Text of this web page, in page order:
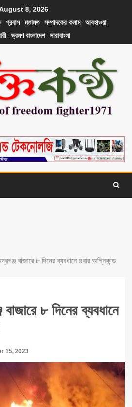
8, 2026
প্রবাস মতামত সম্পাদকের কলাম
আবহাওয়া
ভ্রমণ বাংলাদেশ সারাবাংলা
বাজারে ৮ দিনের ব্যবধানে ৪বার অগ্নিকান্ড
বাজারে ৮ দিনের ব্যবধানে
15, 2023